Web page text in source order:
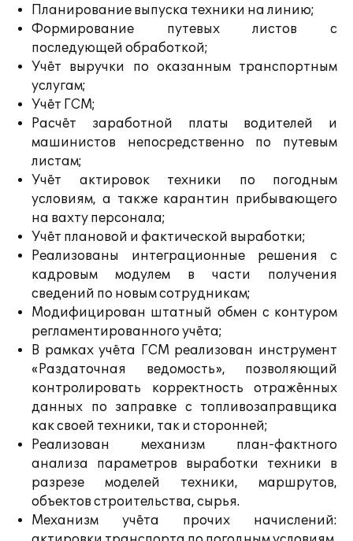
Планирование выпуска техники на линию;
Формирование путевых листов с
последующей обработкой;
Учёт выручки по оказанным транспортным
услугам;
Учёт ГСМ;
Расчёт заработной платы водителей и
машинистов непосредственно по путевым
листам;
Учёт актировок техники по погодным
условиям, а также карантин прибывающего
на вахту персонала;
Учёт плановой и фактической выработки;
Реализованы интеграционные решения с
кадровым модулем в части получения
сведений по новым сотрудникам;
Модифицирован штатный обмен с контуром
регламентированного учёта;
В рамках учёта ГСМ реализован инструмент
«Раздаточная ведомость», позволяющий
контролировать корректность отражённых
данных по заправке с топливозаправщика
как своей техники, так и сторонней;
Реализован механизм план-фактного
анализа параметров выработки техники в
разрезе моделей техники, маршрутов,
объектов строительства, сырья.
Механизм учёта прочих начислений: